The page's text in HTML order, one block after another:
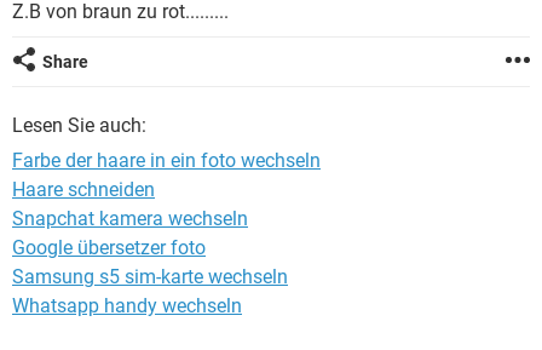
FACEBOOK
Z.B von braun zu rot.........
Share
Lesen Sie auch:
Farbe der haare in ein foto wechseln
Haare schneiden
Snapchat kamera wechseln
Google übersetzer foto
Samsung s5 sim-karte wechseln
Whatsapp handy wechseln